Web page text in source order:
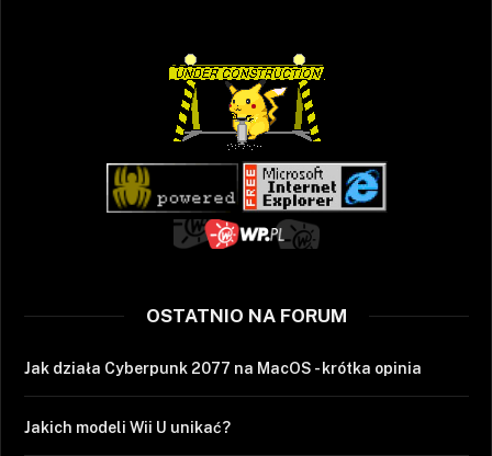
OSTATNIO NA FORUM
Jak działa Cyberpunk 2077 na MacOS - krótka opinia
Jakich modeli Wii U unikać?